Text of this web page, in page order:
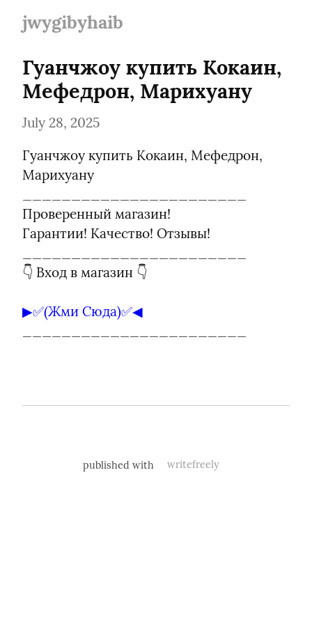
jwygibyhaib
Гуанчжоу купить Кокаин,
Мефедрон, Марихуану
July 28, 2025
Гуанчжоу купить Кокаин, Мефедрон,
Марихуану
Проверенный магазин!
Гарантии! Качество! Отзывы!
👇 Вход в магазин 👇
▶️✅(Жми Сюда)✅️◀️
published with writefreely